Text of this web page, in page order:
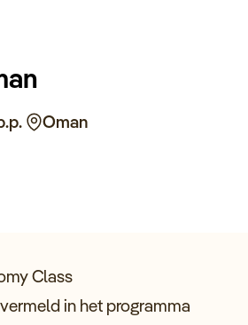
Oman
Class
in het programma